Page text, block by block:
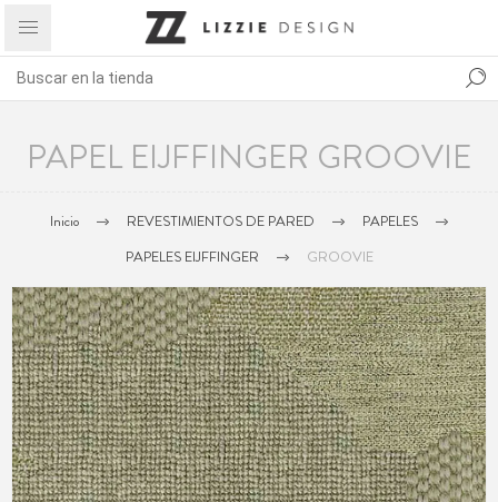
PAPEL EIJFFINGER GROOVIE
Inicio REVESTIMIENTOS DE PARED
PAPELES
PAPELES EIJFFINGER
GROOVIE